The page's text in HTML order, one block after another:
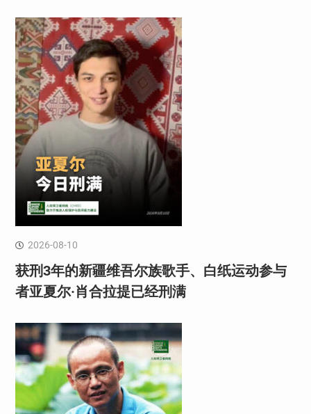
2026-08-10
获刑3年的新疆维吾尔族歌手、白纸运动参与
者亚夏尔·肖合拉提已经刑满